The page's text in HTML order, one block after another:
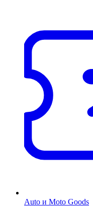
Auto и Moto Goods